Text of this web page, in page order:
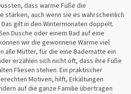
dass warme Füße die
auch wenn sie es wahrscheinlich
gilt in den Wintermonaten doppelt.
Dusche oder einem Bad auf eine
wir die gewonnene Wärme viel
alle Mütter, für die eine Badematte ein
erzählen sich nicht oft, dass ihre Füße
Fliesen stehen. Ein praktischer
Motiven, hilft, Erkältungen
auf die ganze Familie übertragen